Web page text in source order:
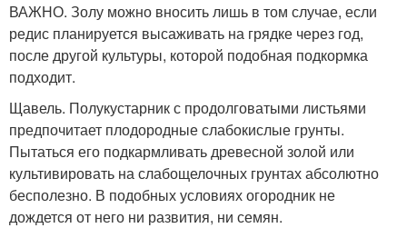
ВАЖНО. Золу можно вносить лишь в том случае, если
редис планируется высаживать на грядке через год,
после другой культуры, которой подобная подкормка
подходит.
Щавель. Полукустарник с продолговатыми листьями
предпочитает плодородные слабокислые грунты.
Пытаться его подкармливать древесной золой или
культивировать на слабощелочных грунтах абсолютно
бесполезно. В подобных условиях огородник не
дождется от него ни развития, ни семян.